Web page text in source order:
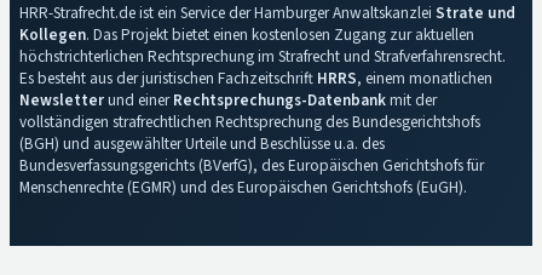
HRR-Strafrecht.de ist ein Service der Hamburger Anwaltskanzlei Strate und
Kollegen. Das Projekt bietet einen kostenlosen Zugang zur aktuellen
höchstrichterlichen Rechtsprechung im Strafrecht und Strafverfahrensrecht.
Es besteht aus der juristischen Fachzeitschrift HRRS, einem monatlichen
Newsletterund einerRechtsprechungs-Datenbankmit der
vollständigen strafrechtlichen Rechtsprechung des Bundesgerichtshofs
(BGH) und ausgewählter Urteile und Beschlüsse u.a. des
Bundesverfassungsgerichts (BVerfG), des Europäischen Gerichtshofs für
Menschenrechte (EGMR) und des Europäischen Gerichtshofs (EuGH).